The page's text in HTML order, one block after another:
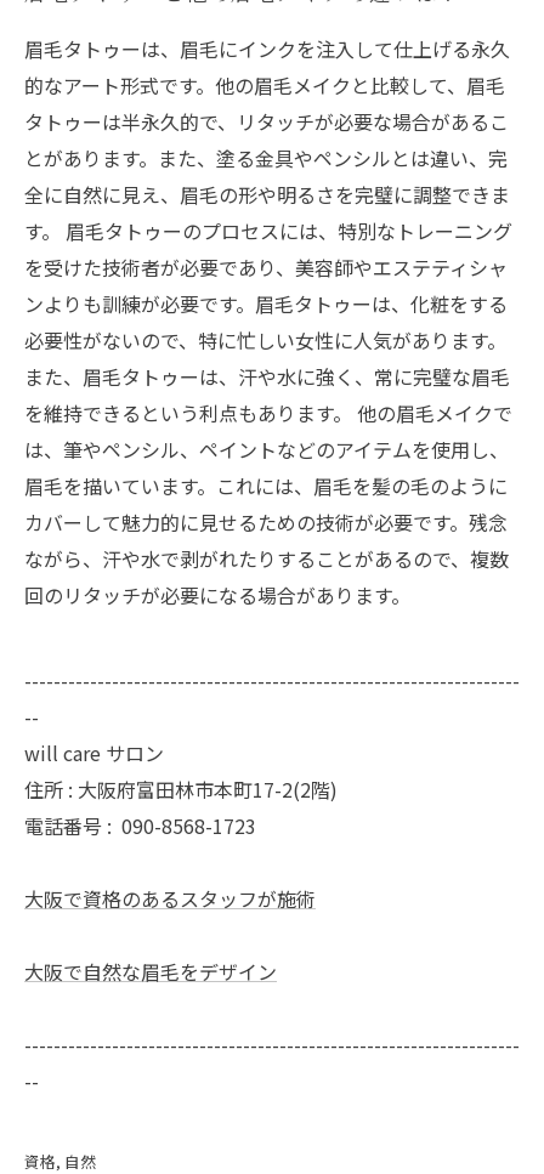
眉毛タトゥーは、眉毛にインクを注入して仕上げる永久
的なアート形式です。他の眉毛メイクと比較して、眉毛
タトゥーは半永久的で、リタッチが必要な場合があるこ
とがあります。また、塗る金具やペンシルとは違い、完
全に自然に見え、眉毛の形や明るさを完璧に調整できま
す。 眉毛タトゥーのプロセスには、特別なトレーニング
を受けた技術者が必要であり、美容師やエステティシャ
ンよりも訓練が必要です。眉毛タトゥーは、化粧をする
必要性がないので、特に忙しい女性に人気があります。
また、眉毛タトゥーは、汗や水に強く、常に完璧な眉毛
を維持できるという利点もあります。 他の眉毛メイクで
は、筆やペンシル、ペイントなどのアイテムを使用し、
眉毛を描いています。これには、眉毛を髪の毛のように
カバーして魅力的に見せるための技術が必要です。残念
ながら、汗や水で剥がれたりすることがあるので、複数
回のリタッチが必要になる場合があります。
--------------------------------------------------------------------
--
will care サロン
住所 : 大阪府富田林市本町17-2(2階)
電話番号 : 090-8568-1723
大阪で資格のあるスタッフが施術
大阪で自然な眉毛をデザイン
--------------------------------------------------------------------
--
資格 自然